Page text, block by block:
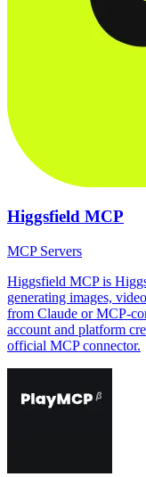
Higgsfield MCP
MCP Servers
Higgsfield MCP is
generating images,
from Claude or MCP-
account and platform
official MCP connector.